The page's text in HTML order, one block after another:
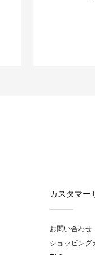
カスタマー
お問い合わせ
ショッピング